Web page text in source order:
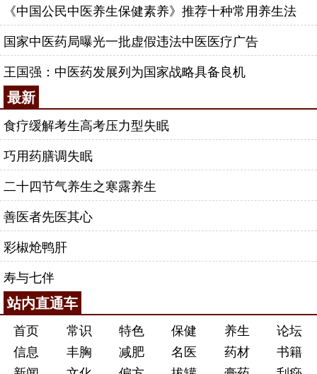
《中国公民中医养生保健素养》推荐十种常用养生法
国家中医药局曝光一批虚假违法中医医疗广告
王国强：中医药发展列为国家战略具备良机
最新
食疗缓解考生高考压力型失眠
巧用药膳调失眠
二十四节气养生之寒露养生
善医者先医其心
彩椒炝鸭肝
寿与七伴
站内直通车
首页 常识 特色 保健 养生
论坛
信息
丰胸 减肥 名医 药材
书籍